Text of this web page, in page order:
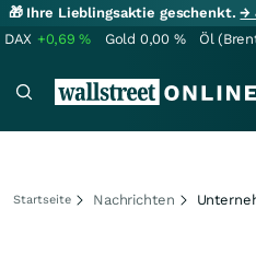
🎁 Ihre Lieblingsaktie geschenkt.→
DAX +0,69% Gold 0,00 % Öl
Startseite Nachrichten